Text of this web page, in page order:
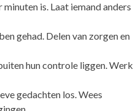
is. Laat iemand anders
gehad. Delen van zorgen en
hun controle liggen. Werk
gedachten los. Wees